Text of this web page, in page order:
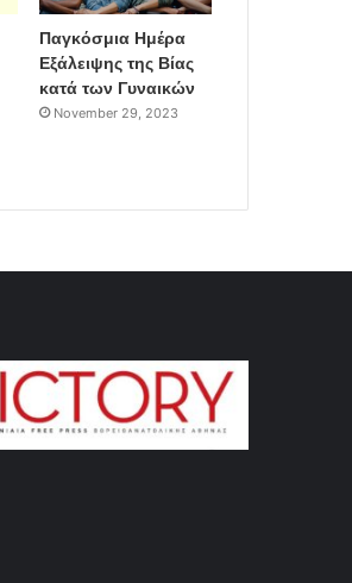
Παγκόσμια Ημέρα
Εξάλειψης της Βίας
κατά των Γυναικών
November 29, 2023